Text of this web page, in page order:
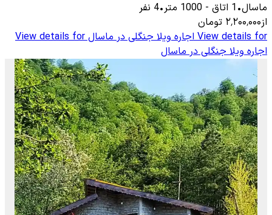
ماسال•
1 اتاق -
1000 متر•
4 نفر
از۲٬۲۰۰٬۰۰۰ تومان
View details for اجاره ویلا جنگلی در ماسالView details for
اجاره ویلا جنگلی در ماسال